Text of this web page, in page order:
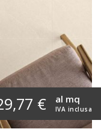
€ IVA inclusa
al mq